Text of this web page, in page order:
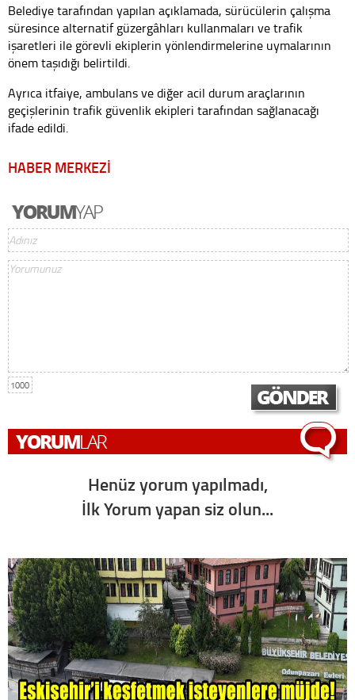
Belediye tarafından yapılan açıklamada, sürücülerin çalışma
süresince alternatif güzergâhları kullanmaları ve trafik
işaretleri ile görevli ekiplerin yönlendirmelerine uymalarının
önem taşıdığı belirtildi.
Ayrıca itfaiye, ambulans ve diğer acil durum araçlarının
geçişlerinin trafik güvenlik ekipleri tarafından sağlanacağı
ifade edildi.
HABER MERKEZİ
1000
Henüz yorum yapılmadı,
İlk Yorum yapan siz olun...